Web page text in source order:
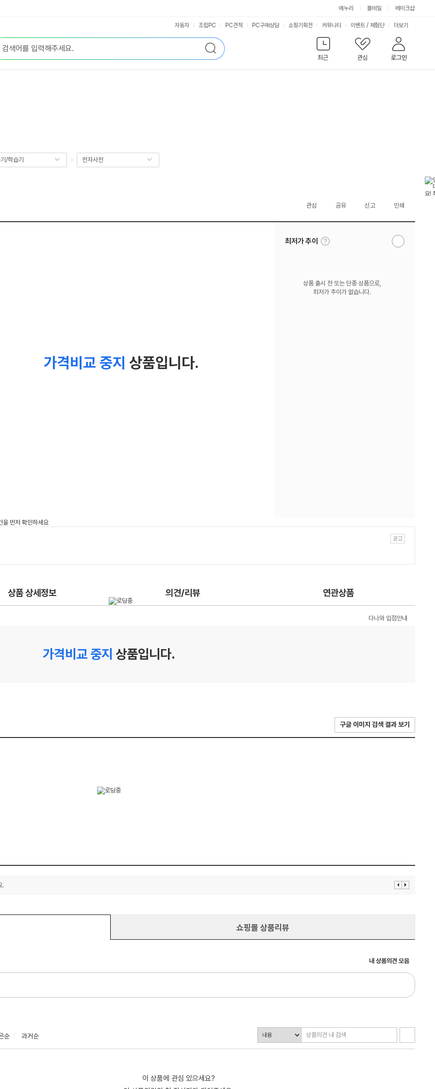
에누리 몰테일 메이크샵
검
색
최근
관심 로그인
자동차 조립PC PC견적 PC구매상담 쇼핑기획전 커뮤니티 이벤트 / 체험단 서
비
스
더보기
/학습기 전자사전
관심 공유 신고 인쇄
가격비교 중지 상품입니다.
최저가 추이
툴
팁
알
상품 출시 전 또는 단종 상품으로,
최저가 추이가 없습니다.
상품 상세정보 의견/리뷰 연관상품
다나와 입점안내
가격비교 중지 상품입니다.
구글 이미지 검색 결과 보기
.
이 다
쇼핑몰 상품리뷰
내 상품의견 모음
순 과거순
이 상품에 관심 있으세요?